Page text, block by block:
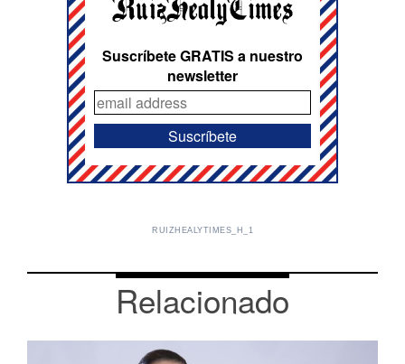
Suscríbete GRATIS a nuestro
newsletter
RUIZHEALYTIMES_H_1
Relacionado